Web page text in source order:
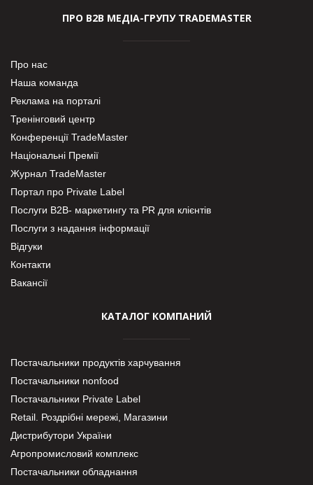
ПРО В2В МЕДІА-ГРУПУ TRADEMASTER
Про нас
Наша команда
Реклама на порталі
Тренінговий центр
Конференції TradeMaster
Національні Премії
Журнал TradeMaster
Портал про Private Label
Послуги В2В- маркетингу та PR для клієнтів
Послуги з надання інформації
Відгуки
Контакти
Вакансії
КАТАЛОГ КОМПАНИЙ
Постачальники продуктів харчування
Постачальники nonfood
Постачальники Private Label
Retail. Роздрібні мережі, Магазини
Дистрибутори України
Агропромисловий комплекс
Постачальники обладнання